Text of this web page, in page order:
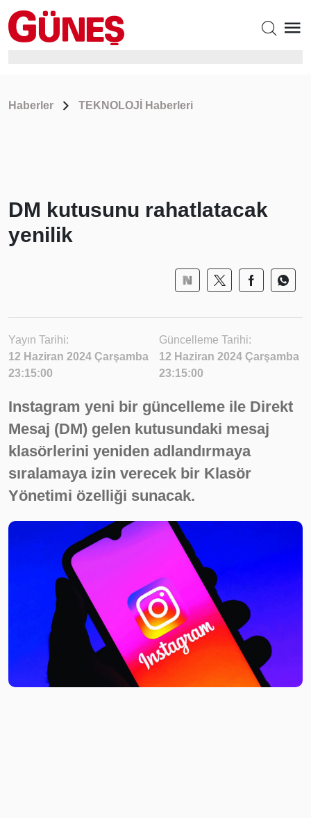
Haberler TEKNOLOJİ Haberleri
DM kutusunu rahatlatacak
yenilik
Yayın Tarihi:
12 Haziran 2024 Çarşamba
23:15:00
Güncelleme Tarihi:
12 Haziran 2024 Çarşamba
23:15:00
Instagram yeni bir güncelleme ile Direkt
Mesaj (DM) gelen kutusundaki mesaj
klasörlerini yeniden adlandırmaya
sıralamaya izin verecek bir Klasör
Yönetimi özelliği sunacak.